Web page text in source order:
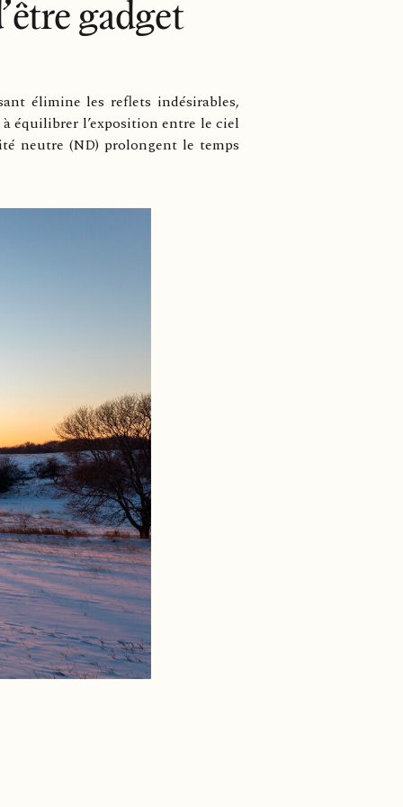
gadget
élimine les reflets indésirables,
équilibrer l’exposition entre le ciel
neutre (ND) prolongent le temps